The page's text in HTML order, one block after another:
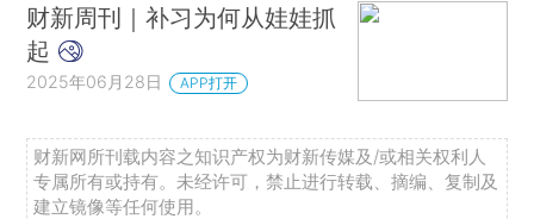
财新周刊｜补习为何从娃娃抓
起
2025年06月28日 APP打开
财新网所刊载内容之知识产权为财新传媒及/或相关权利人
专属所有或持有。未经许可，禁止进行转载、摘编、复制及
建立镜像等任何使用。